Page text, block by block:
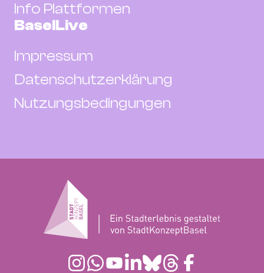
Info Plattformen
BaselLive
Impressum
Datenschutzerklärung
Nutzungsbedingungen